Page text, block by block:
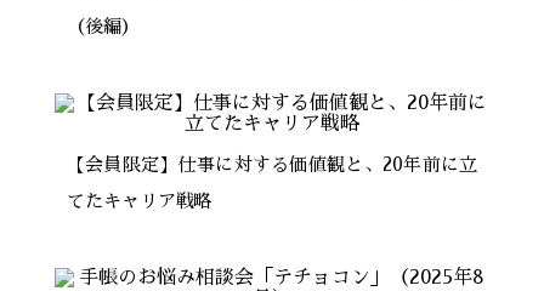
（後編）
【会員限定】仕事に対する価値観と、20年前に立
てたキャリア戦略